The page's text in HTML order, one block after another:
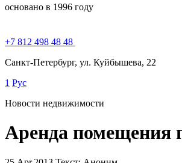
основано в 1996 году
+7 812 498 48 48
Санкт-Петербург, ул. Куйбышева, 22
1 Рус
Новости недвижимости
Аренда помещения